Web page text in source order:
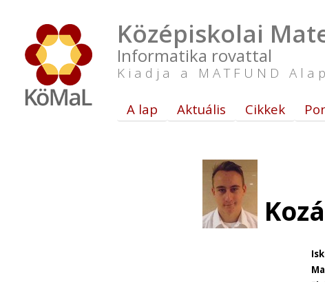
Középiskolai
Informatika rovattal
Kiadja a MATFUND
A lap Aktuális Cikkek